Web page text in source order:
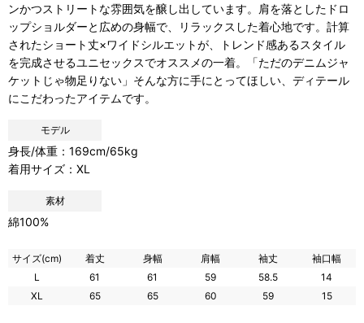
ンかつストリートな雰囲気を醸し出しています。肩を落としたドロ
ップショルダーと広めの身幅で、リラックスした着心地です。計算
されたショート丈×ワイドシルエットが、トレンド感あるスタイル
を完成させるユニセックスでオススメの一着。「ただのデニムジャ
ケットじゃ物足りない」そんな方に手にとってほしい、ディテール
にこだわったアイテムです。
モデル
身長/体重：169cm/65kg
着用サイズ：XL
素材
綿100%
サイズ(cm) 着丈 身幅 肩幅 袖丈
袖口幅
L
61 61 59 58.5
14
XL
65 65 60 59 15